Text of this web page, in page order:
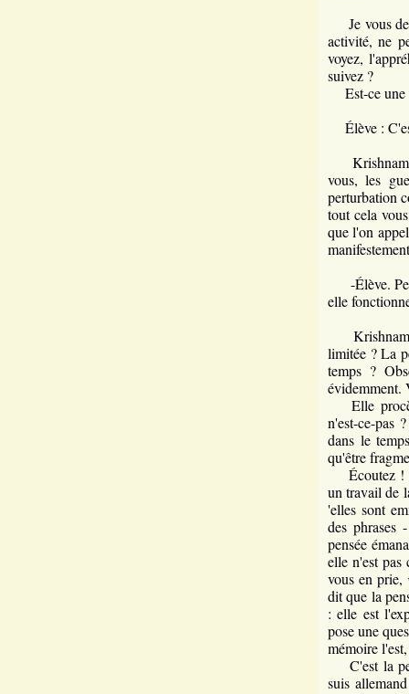
Je vous
activité, ne
voyez,
suivez ?
Est-ce une
Élève :
vous, les
perturbation
tout cela
que l'on
-Élève.
elle
limitée ? La
temps ?
Elle
n'est-ce-pas
dans le
qu'être
Écoutez !
un travail de
'elles sont
des phrases
pensée
elle n'est pas
vous en prie,
dit que la
: elle est
pose une
mémoire
C'est la
suis